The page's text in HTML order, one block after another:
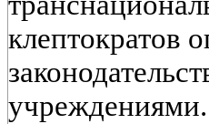
клептократов
учреждениями.